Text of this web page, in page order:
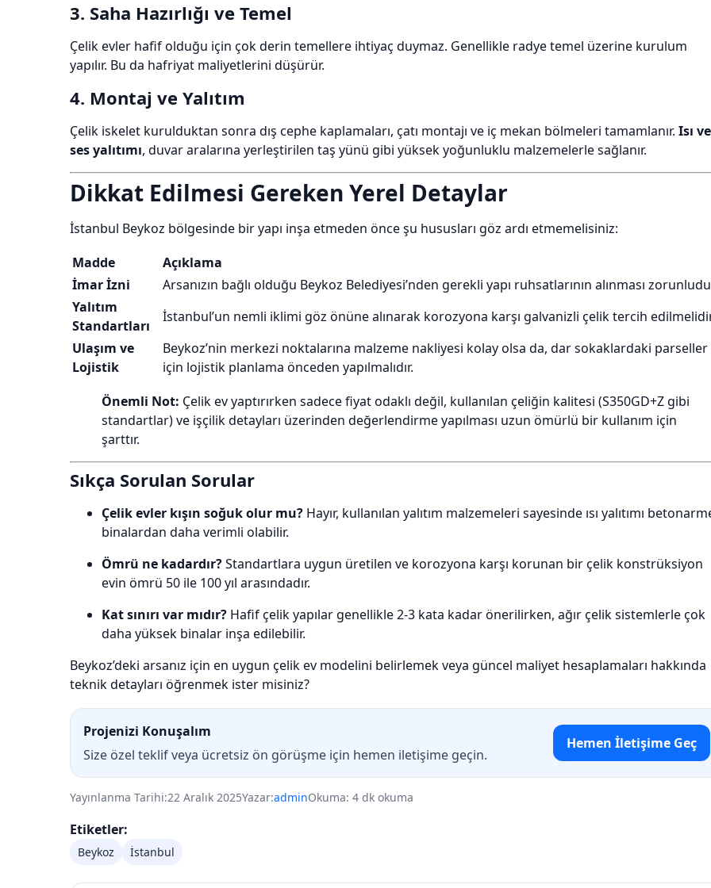
3. Saha Hazırlığı ve Temel
Çelik evler hafif olduğu için çok derin temellere ihtiyaç duymaz. Genellikle radye temel üzerine kurulum
yapılır. Bu da hafriyat maliyetlerini düşürür.
4. Montaj ve Yalıtım
Çelik iskelet kurulduktan sonra dış cephe kaplamaları, çatı montajı ve iç mekan bölmeleri tamamlanır. Isı ve
ses yalıtımı, duvar aralarına yerleştirilen taş yünü gibi yüksek yoğunluklu malzemelerle sağlanır.
Dikkat Edilmesi Gereken Yerel Detaylar
İstanbul Beykoz bölgesinde bir yapı inşa etmeden önce şu hususları göz ardı etmemelisiniz:
Madde
Açıklama
İmar İzni
Arsanızın bağlı olduğu Beykoz Belediyesi’nden gerekli yapı ruhsatlarının alınması
Yalıtım
Standartları
İstanbul’un nemli iklimi göz önüne alınarak korozyona karşı galvanizli çelik tercih
Ulaşım ve
Lojistik
Beykoz’nin merkezi noktalarına malzeme nakliyesi kolay olsa da, dar sokaklardaki parseller
için lojistik planlama önceden yapılmalıdır.
Önemli Not: Çelik ev yaptırırken sadece fiyat odaklı değil, kullanılan çeliğin kalitesi (S350GD+Z gibi
standartlar) ve işçilik detayları üzerinden değerlendirme yapılması uzun ömürlü bir kullanım için
şarttır.
Sıkça Sorulan Sorular
Çelik evler kışın soğuk olur mu? Hayır, kullanılan yalıtım malzemeleri sayesinde ısı yalıtımı
binalardan daha verimli olabilir.
Ömrü ne kadardır?Standartlara uygun üretilen ve korozyona karşı korunan bir çelik konstrüksiyon
evin ömrü 50 ile 100 yıl arasındadır.
Kat sınırı var mıdır? Hafif çelik yapılar genellikle 2-3 kata kadar önerilirken, ağır çelik sistemlerle çok
daha yüksek binalar inşa edilebilir.
Beykoz’deki arsanız için en uygun çelik ev modelini belirlemek veya güncel maliyet hesaplamaları hakkında
teknik detayları öğrenmek ister misiniz?
Projenizi Konuşalım
Size özel teklif veya ücretsiz ön görüşme için hemen iletişime geçin.
Hemen İletişime Geç
Yayınlanma Tarihi:22 Aralık 2025Yazar:adminOkuma: 4 dk okuma
Etiketler:
Beykoz İstanbul